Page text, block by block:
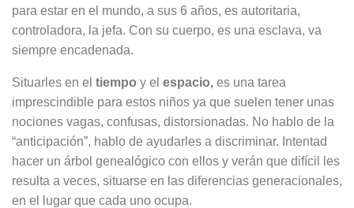
para estar en el mundo, a sus 6 años, es autoritaria,
controladora, la jefa. Con su cuerpo, es una esclava, va
siempre encadenada.
Situarles en el tiempo y el espacio, es una tarea
imprescindible para estos niños ya que suelen tener unas
nociones vagas, confusas, distorsionadas. No hablo de la
“anticipación”, hablo de ayudarles a discriminar. Intentad
hacer un árbol genealógico con ellos y verán que difícil les
resulta a veces, situarse en las diferencias generacionales,
en el lugar que cada uno ocupa.